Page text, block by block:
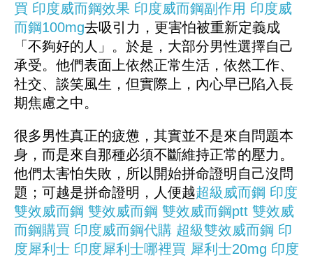
買 印度威而鋼效果 印度威而鋼副作用 印度威
而鋼100mg去吸引力，更害怕被重新定義成
「不夠好的人」。於是，大部分男性選擇自己
承受。他們表面上依然正常生活，依然工作、
社交、談笑風生，但實際上，內心早已陷入長
期焦慮之中。
很多男性真正的疲憊，其實並不是來自問題本
身，而是來自那種必須不斷維持正常的壓力。
他們太害怕失敗，所以開始拼命證明自己沒問
題；可越是拼命證明，人便越超級威而鋼 印度
雙效威而鋼 雙效威而鋼 雙效威而鋼ptt 雙效威
而鋼購買 印度威而鋼代購 超級雙效威而鋼 印
度犀利士 印度犀利士哪裡買 犀利士20mg 印度